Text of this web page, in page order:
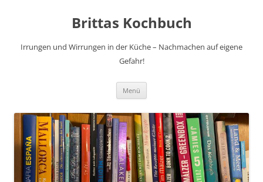
Brittas Kochbuch
Irrungen und Wirrungen in der Küche – Nachmachen auf eigene
Gefahr!
Menü